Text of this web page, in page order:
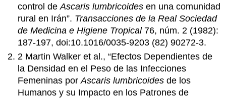
control deAscaris lumbricoides en una comunidad
rural en Irán”. Transacciones de la Real Sociedad
de Medicina e Higiene Tropical76, núm. 2 (1982):
187-197, doi:10.1016/0035-9203 (82) 90272-3.
2 Martin Walker et al., “Efectos Dependientes de
la Densidad en el Peso de las Infecciones
Femeninas porAscaris lumbricoides de los
Humanos y su Impacto en los Patrones de